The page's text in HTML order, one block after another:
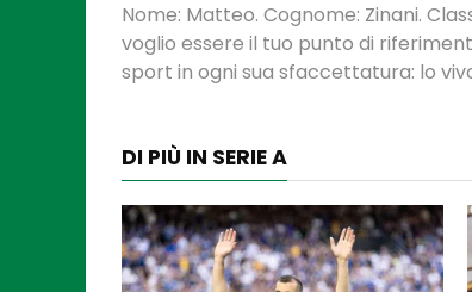
Nome: Matteo. Cognome: Zinani.
voglio essere il tuo punto di
sport in ogni sua sfaccettatura: lo
DI PIÙ IN SERIE A